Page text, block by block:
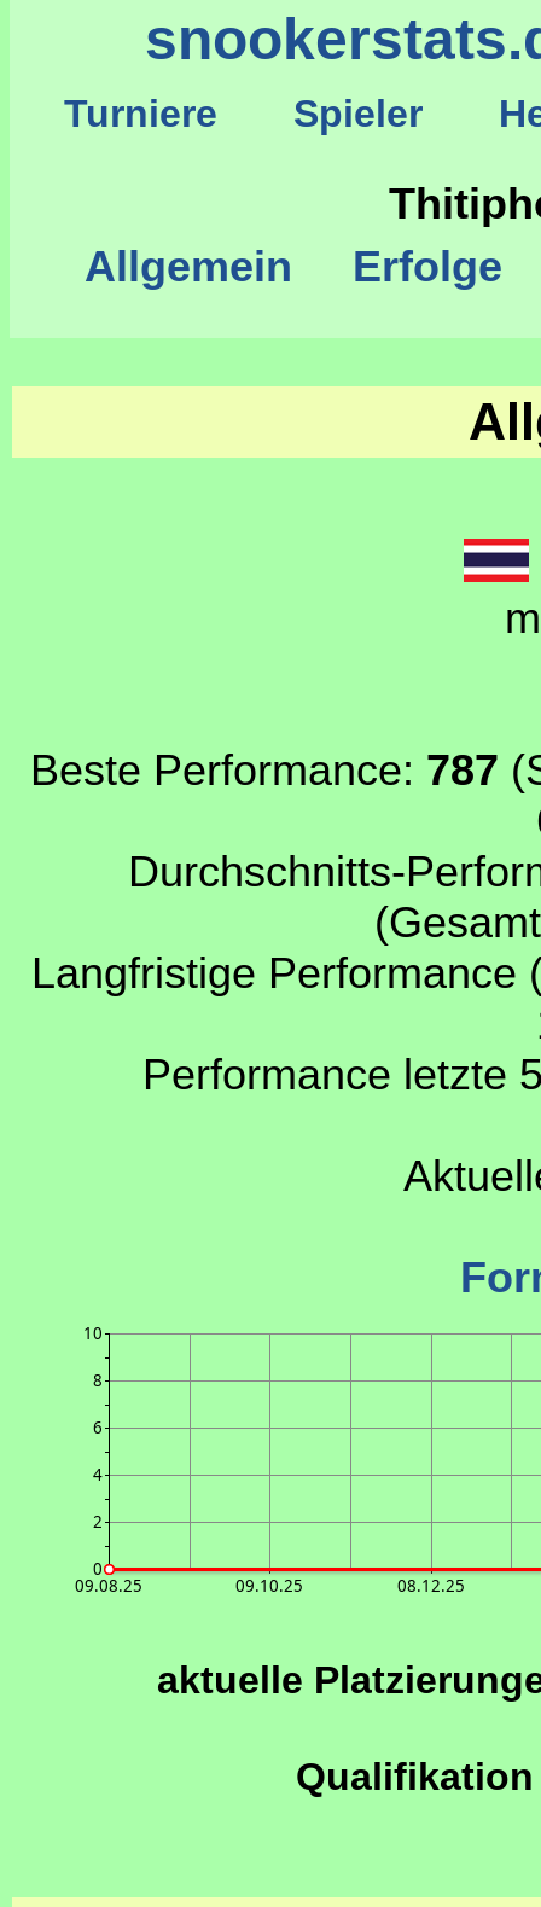
Turniere Spieler
Beste Performance: 787
Durchschnitts-
Langfristige Performance
Performance letzte
10
8
6
4
2
0
09.08.25 09.10.25 08.12.25
aktuelle
Qualifikation
Allgemein Erfolge